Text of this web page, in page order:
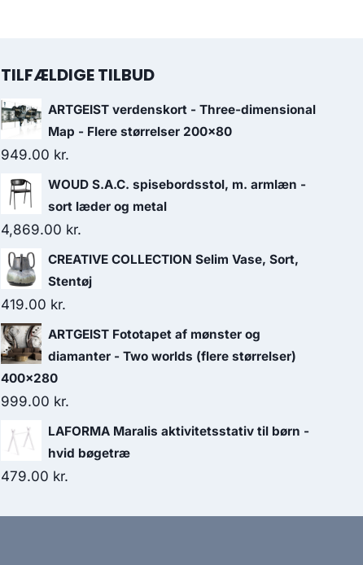
TILFÆLDIGE TILBUD
ARTGEIST verdenskort - Three-dimensional
Map - Flere størrelser 200x80
949.00 kr.
WOUD S.A.C. spisebordsstol, m. armlæn -
sort læder og metal
4,869.00 kr.
CREATIVE COLLECTION Selim Vase, Sort,
Stentøj
419.00 kr.
ARTGEIST Fototapet af mønster og
diamanter - Two worlds (flere størrelser)
400x280
999.00 kr.
LAFORMA Maralis aktivitetsstativ til børn -
hvid bøgetræ
479.00 kr.